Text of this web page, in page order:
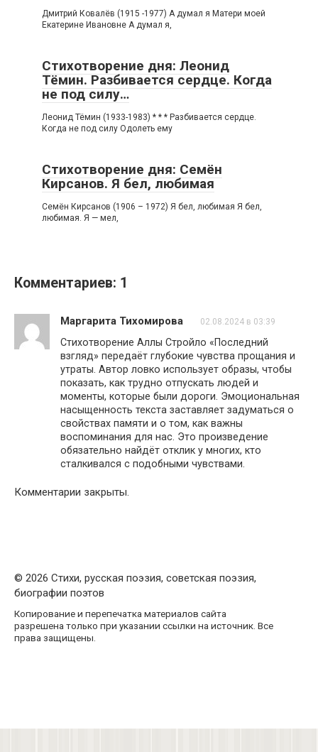
Дмитрий Ковалёв (1915 -1977) А думал я Матери моей
Екатерине Ивановне А думал я,
Стихотворение дня: Леонид
Тёмин. Разбивается сердце. Когда
не под силу…
Леонид Тёмин (1933-1983) * * * Разбивается сердце.
Когда не под силу Одолеть ему
Стихотворение дня: Семён
Кирсанов. Я бел, любимая
Семён Кирсанов (1906 – 1972) Я бел, любимая Я бел,
любимая. Я — мел,
Комментариев: 1
Маргарита Тихомирова 02.08.2024 в 03:39
Стихотворение Аллы Стройло «Последний
взгляд» передаёт глубокие чувства прощания и
утраты. Автор ловко использует образы, чтобы
показать, как трудно отпускать людей и
моменты, которые были дороги. Эмоциональная
насыщенность текста заставляет задуматься о
свойствах памяти и о том, как важны
воспоминания для нас. Это произведение
обязательно найдёт отклик у многих, кто
сталкивался с подобными чувствами.
Комментарии закрыты.
© 2026 Стихи, русская поэзия, советская поэзия,
биографии поэтов
Копирование и перепечатка материалов сайта
разрешена только при указании ссылки на источник. Все
права защищены.